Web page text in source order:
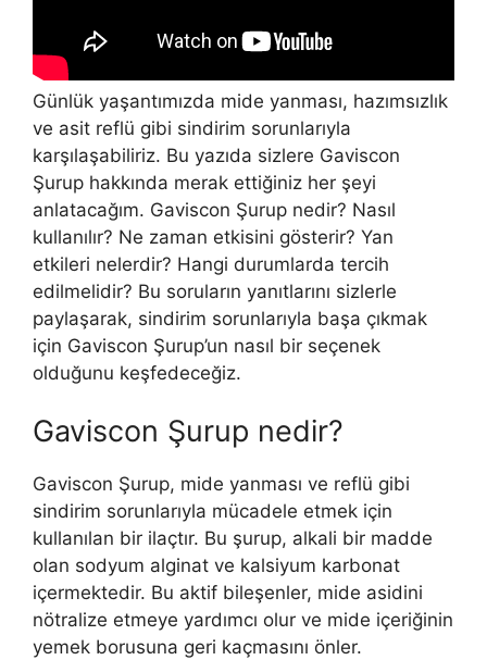
Günlük yaşantımızda mide yanması, hazımsızlık
ve asit reflü gibi sindirim sorunlarıyla
karşılaşabiliriz. Bu yazıda sizlere Gaviscon
Şurup hakkında merak ettiğiniz her şeyi
anlatacağım. Gaviscon Şurup nedir? Nasıl
kullanılır? Ne zaman etkisini gösterir? Yan
etkileri nelerdir? Hangi durumlarda tercih
edilmelidir? Bu soruların yanıtlarını sizlerle
paylaşarak, sindirim sorunlarıyla başa çıkmak
için Gaviscon Şurup’un nasıl bir seçenek
olduğunu keşfedeceğiz.
Gaviscon Şurup nedir?
Gaviscon Şurup, mide yanması ve reflü gibi
sindirim sorunlarıyla mücadele etmek için
kullanılan bir ilaçtır. Bu şurup, alkali bir madde
olan sodyum alginat ve kalsiyum karbonat
içermektedir. Bu aktif bileşenler, mide asidini
nötralize etmeye yardımcı olur ve mide içeriğinin
yemek borusuna geri kaçmasını önler.